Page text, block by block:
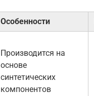
Особенности
Производится на
основе
синтетических
компонентов